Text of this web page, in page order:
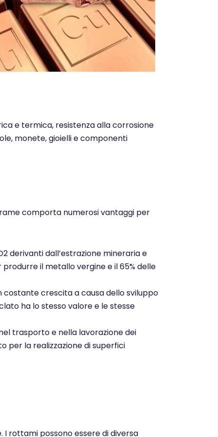
e termica, resistenza alla corrosione
monete, gioielli e componenti
comporta numerosi vantaggi per
derivanti dall’estrazione mineraria e
il metallo vergine e il 65% delle
costante crescita a causa dello sviluppo
ha lo stesso valore e le stesse
trasporto e nella lavorazione dei
per la realizzazione di superfici
rottami possono essere di diversa